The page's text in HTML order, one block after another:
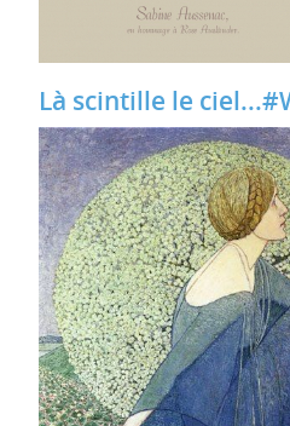
Là scintille le